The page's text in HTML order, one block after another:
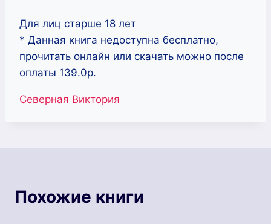
Для лиц старше 18 лет
* Данная книга недоступна бесплатно,
прочитать онлайн или скачать можно после
оплаты 139.0р.
Метки
Северная Виктория
Похожие книги